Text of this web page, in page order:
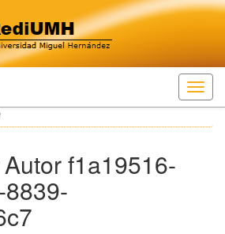
f1a19516-